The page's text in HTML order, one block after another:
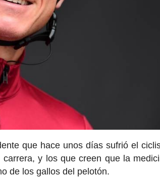
que hace unos días sufrió el
y los que creen que la
de los gallos del pelotón.